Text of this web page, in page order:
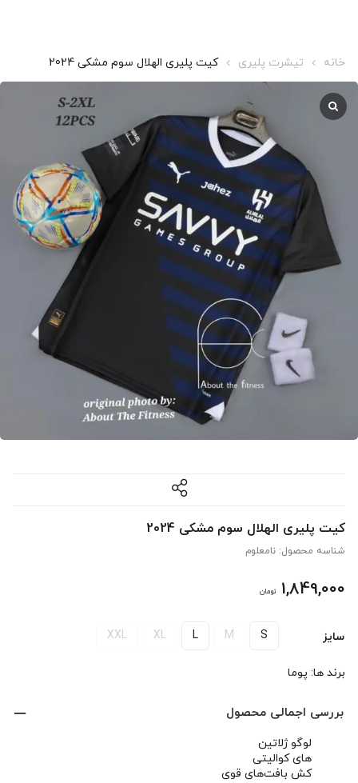
خانه تیشرت پلیری کیت پلیری الهلال سوم مشکی 2024
کیت پلیری الهلال سوم مشکی 2024
شناسه محصول: نامعلوم
1,849,000 تومان
سایز S
M
L
XL
XXL
برند ها: پوما
بررسی اجمالی محصول
لوگو ژلاتین
های کوالیتی
کش بافت‌های قوی